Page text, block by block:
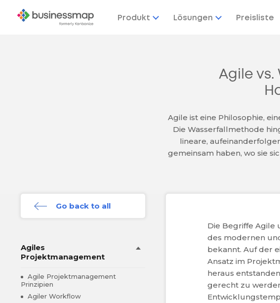
Produkt Lösungen Preisliste
Agile vs.
Agile ist eine Philosophie,
Die Wasserfallmethode
lineare,
gemeinsam haben, wo sie
Go back to all
Agiles
Projektmanagement
Agile Projektmanagement
Prinzipien
Agiler Workflow
Die Begriffe Agile
des modernen
bekannt. Auf der
Ansatz im
heraus
gerecht zu